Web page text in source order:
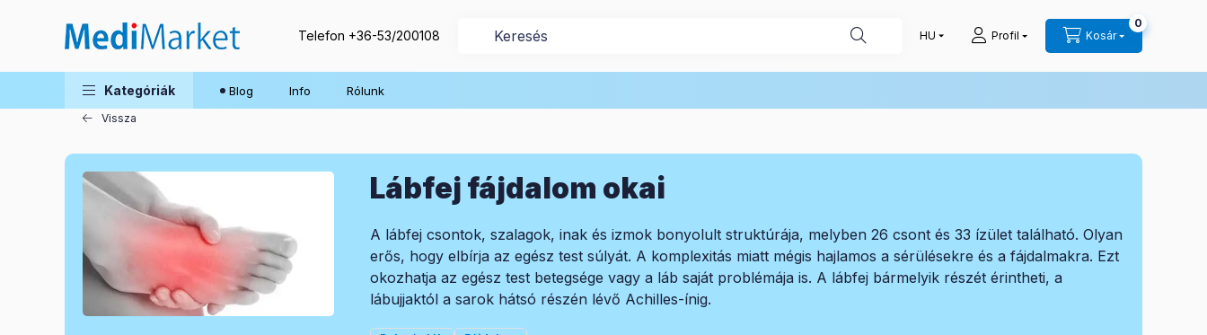
Telefon +36-53/200108 Profil Kosár
0
Kategóriák Blog Info Rólunk
Vissza
Lábfej fájdalom okai
A lábfej csontok, szalagok, inak és izmok bonyolult struktúrája, melyben 26 csont és 33 ízület található. Olyan
erős, hogy elbírja az egész test súlyát. A komplexitás miatt mégis hajlamos a sérülésekre és a fájdalmakra. Ezt
okozhatja az egész test betegsége vagy a láb saját problémája is. A lábfej bármelyik részét érintheti, a
lábujjaktól a sarok hátsó részén lévő Achilles-ínig.